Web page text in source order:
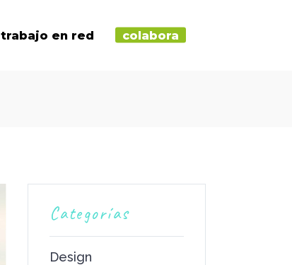
trabajo en red colabora
Categorías
Design